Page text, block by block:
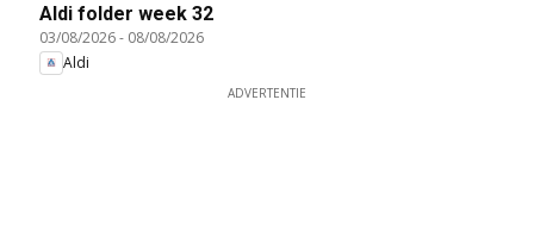
Aldi folder week 32
03/08/2026- 08/08/2026
Aldi
ADVERTENTIE